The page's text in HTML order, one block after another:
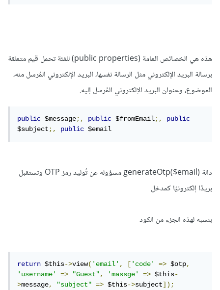
هذه هي الخصائص العامة (public properties) للفئة تحمل قيم متعلقة
برسالة البريد الإلكتروني مثل الرسالة نفسها، البريد الإلكتروني المُرسل منه،
الموضوع، وعنوان البريد الإلكتروني المُرسل إليه.
public $message;, public $fromEmail;,
public
$subject;, public $email
دالة generateOtp($email) مسؤوله عن تُوليد رمز OTP وتستقبل
بريدًا إلكترونيًا كمدخل
بنسبه لهذه الجزء من الكود
return $this->view('email', ['code' => $otp,
'username'
=> "Guest", 'massge' => $this-
>message, "subject" => $this->subject]);